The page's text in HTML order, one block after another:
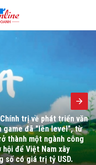
yêu cầu đẩy mạnh hoàn
đổi số, tháo gỡ
và thúc đẩy giải ngân